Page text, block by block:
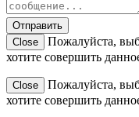
Отправить
Close
Пожалуйста,
хотите совершить
Close
Пожалуйста,
хотите совершить